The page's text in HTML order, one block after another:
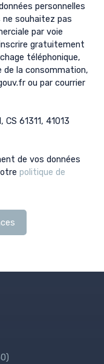
personnelles
ne souhaitez pas
par voie
gratuitement
téléphonique,
de la consommation,
ou par courrier
61311, 41013
de vos données
politique de